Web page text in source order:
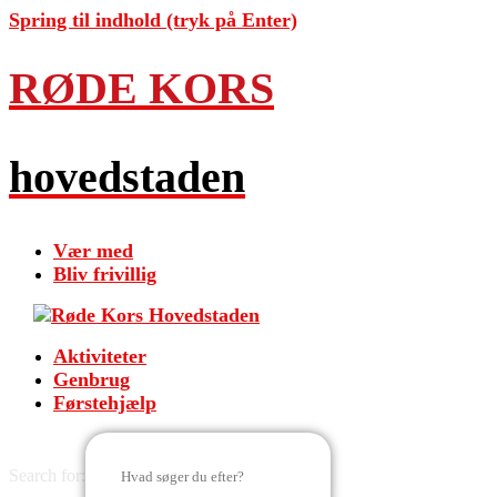
Spring til indhold (tryk på Enter)
RØDE KORS
hovedstaden
Vær med
Bliv frivillig
Aktiviteter
Genbrug
Førstehjælp
Search for: